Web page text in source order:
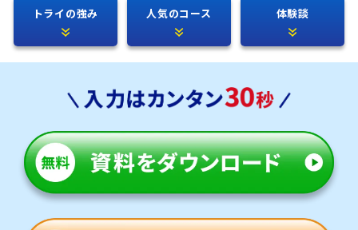
トライの強み 人気のコース 体験談